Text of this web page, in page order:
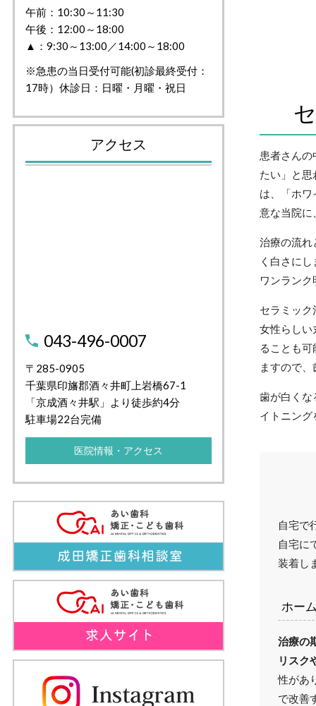
患者さん
たい」と
は、「ホ
意な当院に
治療の流れ
く白さに
ワンラン
セラミッ
女性らしい
ることも
ますので
歯が白くな
イトニン
自宅で
自宅に
装着し
ホー
治療の
リスク
性があ
で改善
午前：10:30～11:30
午後：12:00～18:00
▲：9:30～13:00／14:00～18:00
※急患の当日受付可能(初診最終受付：
17時）休診日：日曜・月曜・祝日
アクセス
043-496-0007
〒285-0905
千葉県印旛郡酒々井町上岩橋67-1
「京成酒々井駅」より徒歩約4分
駐車場22台完備
医院情報・アクセス